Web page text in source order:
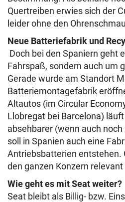
Quertreiben erwies sich der
leider ohne den
Neue Batteriefabrik und
Doch bei den Spaniern geht
Fahrspaß, sondern auch um
Gerade wurde am Standort
Batteriemontagefabrik
Altautos (im Circular
Llobregat bei Barcelona)
absehbarer (wenn auch
soll in Spanien auch eine
Antriebsbatterien entstehen.
den ganzen Konzern relevant
Wie geht es mit Seat weiter?
Seat bleibt als Billig- bzw.